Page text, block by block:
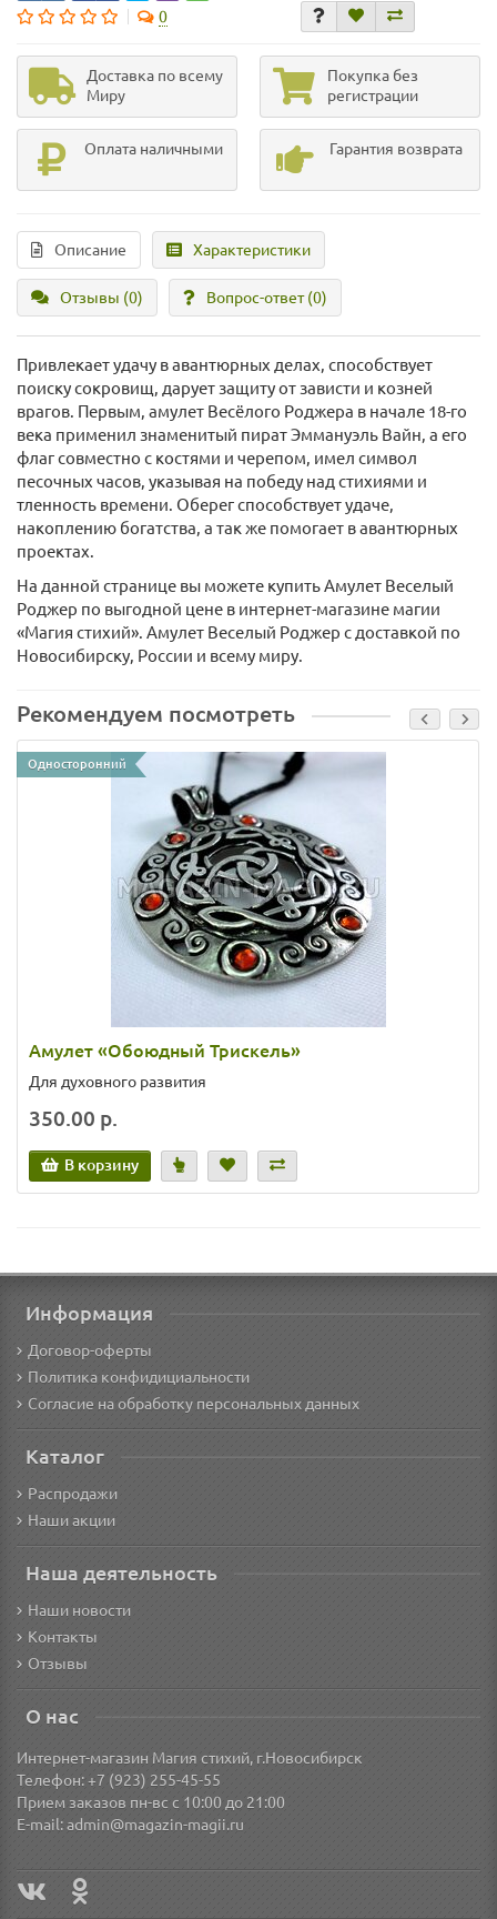
0
Доставка по всему
Миру
Покупка без
регистрации
Оплата наличными Гарантия возврата
Описание Характеристики
Отзывы (0) Вопрос-ответ(0)
Привлекает удачу в авантюрных делах, способствует
поиску сокровищ, дарует защиту от зависти и козней
врагов. Первым, амулет Весёлого Роджера в начале 18-го
века применил знаменитый пират Эммануэль Вайн, а его
флаг совместно с костями и черепом, имел символ
песочных часов, указывая на победу над стихиями и
тленность времени. Оберег способствует удаче,
накоплению богатства, а так же помогает в авантюрных
проектах.
На данной странице вы можете купить Амулет Веселый
Роджер по выгодной цене в интернет-магазине магии
«Магия стихий». Амулет Веселый Роджер с доставкой по
Новосибирску, России и всему миру.
Рекомендуем посмотреть
Односторонний
Амулет «Обоюдный Трискель»
Для духовного развития
350.00 р.
В корзину
Информация
Договор-оферты
Политика конфидициальности
Согласие на обработку персональных данных
Каталог
Распродажи
Наши акции
Наша деятельность
Наши новости
Контакты
Отзывы
О нас
Интернет-магазин Магия стихий, г.Новосибирск
Телефон: +7 (923) 255-45-55
Прием заказов пн-вс с 10:00 до 21:00
E-mail:admin@magazin-magii.ru